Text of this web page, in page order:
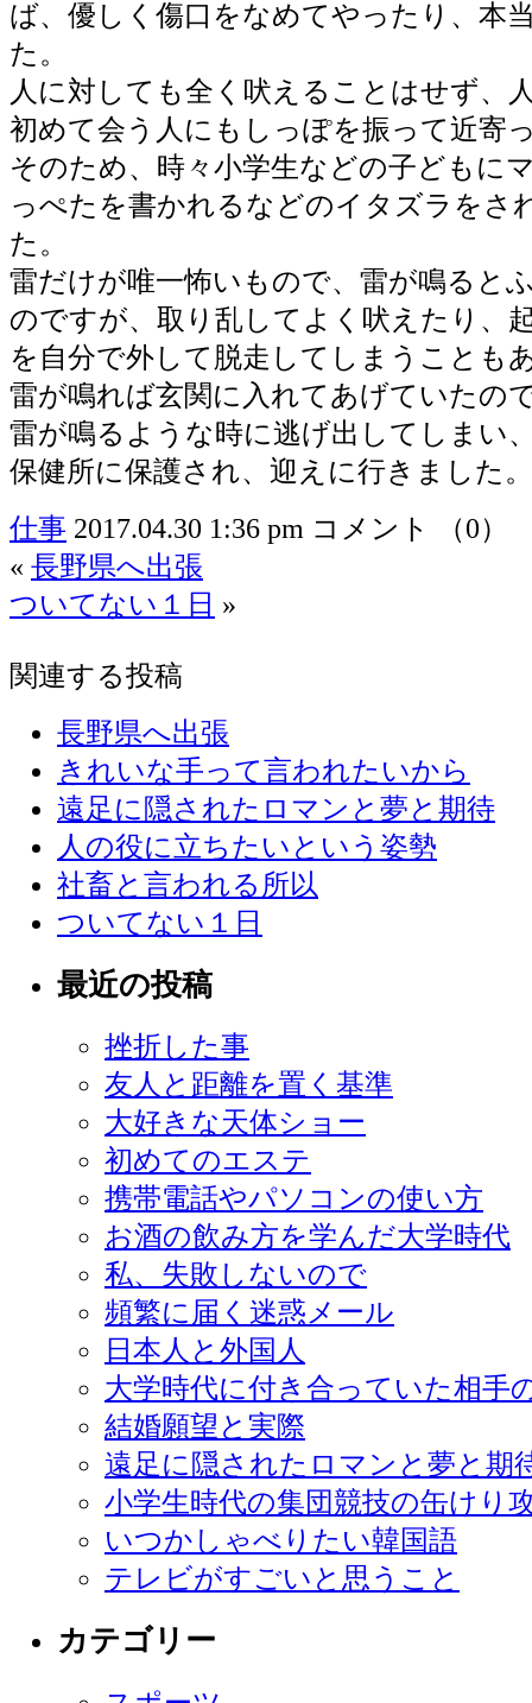
ば、優しく傷口をなめてやったり、本
た。
人に対しても全く吠えることはせず、
初めて会う人にもしっぽを振って近寄
そのため、時々小学生などの子どもに
っぺたを書かれるなどのイタズラをさ
た。
雷だけが唯一怖いもので、雷が鳴ると
のですが、取り乱してよく吠えたり、
を自分で外して脱走してしまうことも
雷が鳴れば玄関に入れてあげていたの
雷が鳴るような時に逃げ出してしまい
保健所に保護され、迎えに行きました。
仕事 2017.04.30 1:36 pm コメント （0）
« 長野県へ出張
ついてない１日 »
関連する投稿
長野県へ出張
きれいな手って言われたいから
遠足に隠されたロマンと夢と期待
人の役に立ちたいという姿勢
社畜と言われる所以
ついてない１日
最近の投稿
挫折した事
友人と距離を置く基準
大好きな天体ショー
初めてのエステ
携帯電話やパソコンの使い方
お酒の飲み方を学んだ大学時代
私、失敗しないので
頻繁に届く迷惑メール
日本人と外国人
大学時代に付き合っていた相手
結婚願望と実際
遠足に隠されたロマンと夢と期
小学生時代の集団競技の缶けり
いつかしゃべりたい韓国語
テレビがすごいと思うこと
カテゴリー